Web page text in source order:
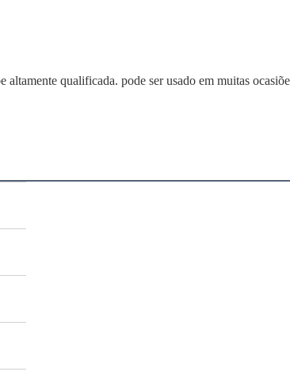
qualificada. pode ser usado em muitas